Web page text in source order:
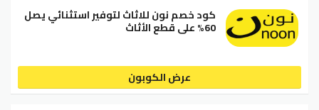
كود خصم نون للاثاث لتوفير استثنائي يصل
60% على قطع الأثاث
عرض الكوبون